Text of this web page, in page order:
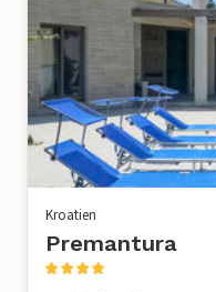
Kroatien
Premantura